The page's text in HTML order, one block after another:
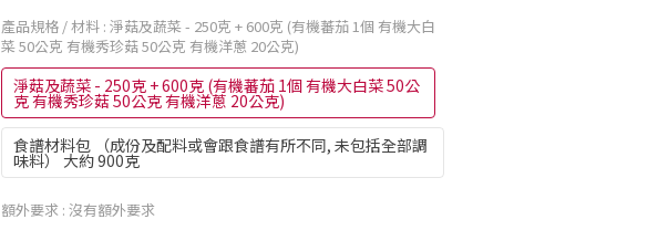
產品規格 / 材料 : 淨菇及蔬菜 - 250克 + 600克 (有機蕃茄 1個 有機大白
菜 50公克 有機秀珍菇 50公克 有機洋蔥 20公克)
淨菇及蔬菜 - 250克 + 600克 (有機蕃茄 1個 有機大白菜 50公
克 有機秀珍菇 50公克 有機洋蔥 20公克)
食譜材料包 （成份及配料或會跟食譜有所不同, 未包括全部調
味料） 大約 900克
額外要求 : 沒有額外要求